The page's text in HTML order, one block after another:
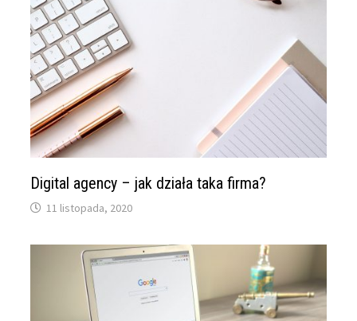
Digital agency – jak działa taka firma?
11 listopada, 2020